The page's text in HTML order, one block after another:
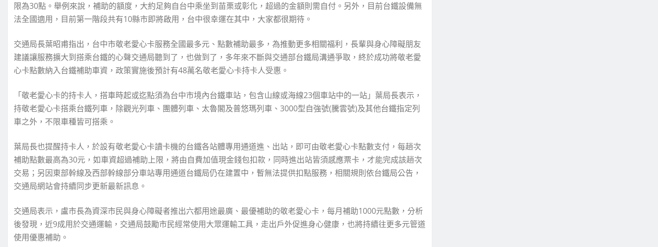
限為30點。舉例來說，補助的額度，大約足夠自台中乘坐到苗栗或彰化，超過的金額則需自付。另外，目前台鐵設備無
法全國適用，目前第一階段共有10縣市即將啟用，台中很幸運在其中，大家都很期待。
交通局長葉昭甫指出，台中市敬老愛心卡服務全國最多元、點數補助最多，為推動更多相關福利，長輩與身心障礙朋友
建議讓服務擴大到搭乘台鐵的心聲交通局聽到了，也做到了，多年來不斷與交通部台鐵局溝通爭取，終於成功將敬老愛
心卡點數納入台鐵補助車資，政策實施後預計有48萬名敬老愛心卡持卡人受惠。
「敬老愛心卡的持卡人，搭車時起或迄點須為台中市境內台鐵車站，包含山線或海線23個車站中的一站」葉局長表示，
持敬老愛心卡搭乘台鐵列車，除觀光列車、團體列車、太魯閣及普悠瑪列車、3000型自強號(騰雲號)及其他台鐵指定列
車之外，不限車種皆可搭乘。
葉局長也提醒持卡人，於設有敬老愛心卡讀卡機的台鐵各站體專用通道進、出站，即可由敬老愛心卡點數支付，每趟次
補助點數最高為30元，如車資超過補助上限，將由自費加值現金錢包扣款，同時進出站皆須感應票卡，才能完成該趟次
交易；另因東部幹線及西部幹線部分車站專用通道台鐵局仍在建置中，暫無法提供扣點服務，相關規則依台鐵局公告，
交通局網站會持續同步更新最新訊息。
交通局表示，盧市長為資深市民與身心障礙者推出六都用途最廣、最優補助的敬老愛心卡，每月補助1000元點數，分析
後發現，近9成用於交通運輸，交通局鼓勵市民經常使用大眾運輸工具，走出戶外促進身心健康，也將持續往更多元管道
使用優惠補助。